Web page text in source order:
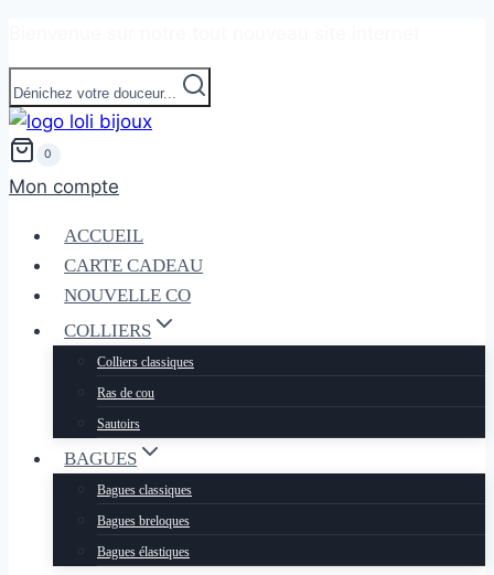
Dénichez votre douceur...
0
Mon compte
ACCUEIL
CARTE CADEAU
NOUVELLE CO
COLLIERS
Colliers classiques
Ras de cou
Sautoirs
BAGUES
Bagues classiques
Bagues breloques
Bagues élastiques